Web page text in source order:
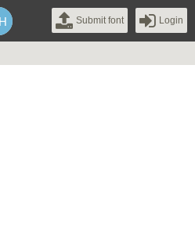
Submit font Login